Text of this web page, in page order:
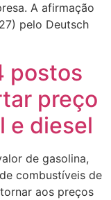
A afirmação
pelo Deutsch
postos
preço
e diesel
de gasolina,
combustíveis de
aos preços